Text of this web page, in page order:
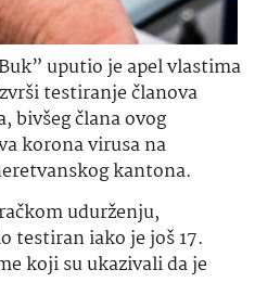
uputio je apel vlastima
testiranje članova
bivšeg člana ovog
korona virusa na
kantona.
udurženju,
testiran iako je još 17.
koji su ukazivali da je